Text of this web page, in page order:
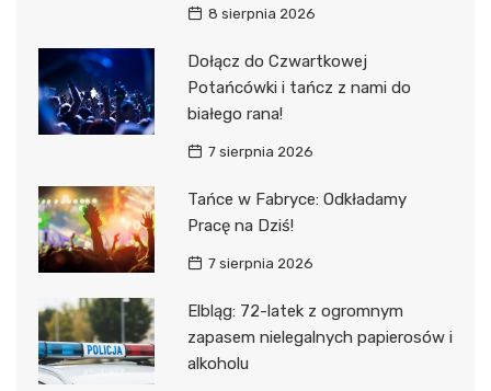
8 sierpnia 2026
Dołącz do Czwartkowej
Potańcówki i tańcz z nami do
białego rana!
7 sierpnia 2026
Tańce w Fabryce: Odkładamy
Pracę na Dziś!
7 sierpnia 2026
Elbląg: 72-latek z ogromnym
zapasem nielegalnych papierosów i
alkoholu